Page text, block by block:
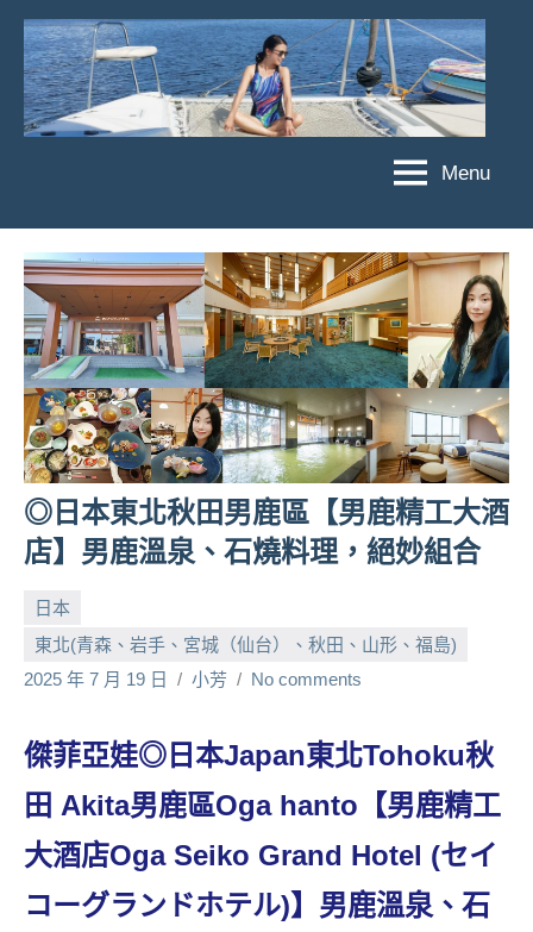
Skip
content
菲
亞
娃
JEFFIA
FANG
亞
娃
粉
絲
團、
主
題
旅
遊、
達
人
路、
旅
遊
來
News
金
探
號
Menu
◎日本東北秋田男鹿區【男鹿精工大酒
店】男鹿溫泉、石燒料理，絕妙組合
日本
東北(青森、岩手、宮城（仙台）、秋田、山形、福島)
2025 年 7 月 19 日
小芳 No comments
傑菲亞娃◎日本Japan東北Tohoku秋
田 Akita男鹿區Oga hanto【男鹿精工
大酒店Oga Seiko Grand Hotel (セイ
コーグランドホテル)】男鹿溫泉、石